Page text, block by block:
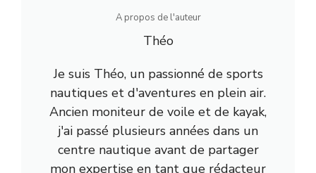
A propos de l'auteur
Théo
Je suis Théo, un passionné de sports
nautiques et d'aventures en plein air.
Ancien moniteur de voile et de kayak,
j'ai passé plusieurs années dans un
centre nautique avant de partager
mon expertise en tant que rédacteur